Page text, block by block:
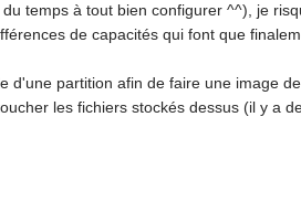
temps à tout bien configurer ^^), je
de capacités qui font que
partition afin de faire une image
les fichiers stockés dessus (il y a